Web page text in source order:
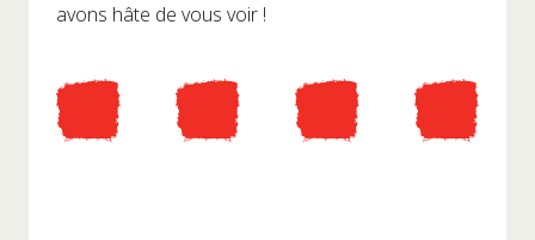
avons hâte de vous voir !